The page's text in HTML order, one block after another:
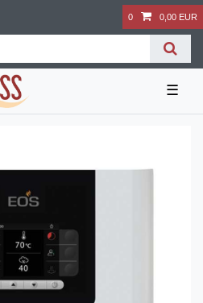
0 0,00 EUR
☰